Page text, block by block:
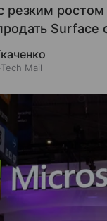
резким
Surface
Mail